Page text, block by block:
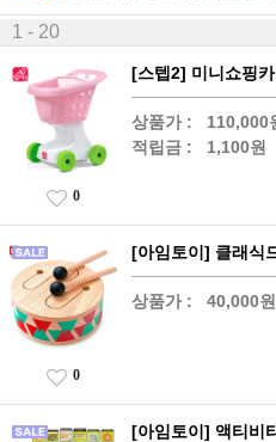
1 - 20
[스텝2] 미니쇼핑
상품가 : 110,000
적립금 : 1,100원
0
[아임토이] 클래식
상품가 : 40,000원
0
[아임토이] 액티비